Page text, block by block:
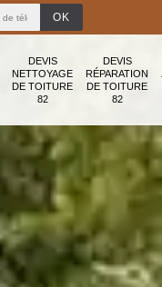
DEVIS
NETTOYAGE
DE TOITURE
82
DEVIS
RÉPARATION
DE TOITURE
82